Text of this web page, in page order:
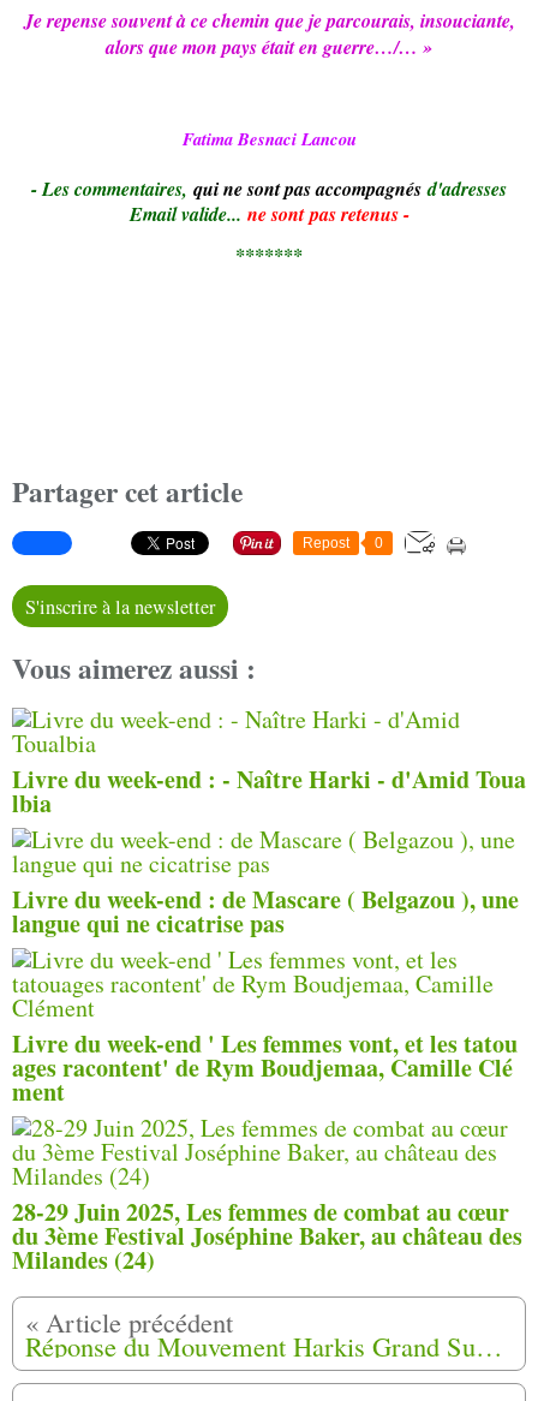
Je repense souvent à ce chemin que je parcourais, insouciante,
alors que mon pays était en guerre…/… »
Fatima Besnaci Lancou
- Les commentaires, qui ne sont pas accompagnésd'adresses
Email valide... ne sont pas retenus -
*******
Partager cet article
Repost 0
S'inscrire à la newsletter
Vous aimerez aussi :
Livre du week-end : - Naître Harki - d'Amid Toua
lbia
Livre du week-end : de Mascare ( Belgazou ), une
langue qui ne cicatrise pas
Livre du week-end ' Les femmes vont, et les tatou
ages racontent' de Rym Boudjemaa, Camille Clé
ment
28-29 Juin 2025, Les femmes de combat au cœur
du 3ème Festival Joséphine Baker, au château des
Milandes (24)
Réponse du Mouvement Harkis Grand Sud, a la Déclaration de la FNACA